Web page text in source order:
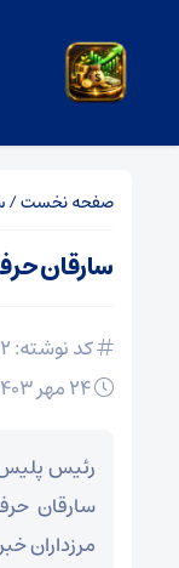
صفحه نخست/
سارقان
کد نوشته: 2682
رئیس پلیس
سارقان
مرزداران